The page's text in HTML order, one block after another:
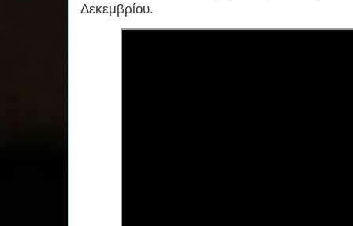
Δεκεμβρίου.